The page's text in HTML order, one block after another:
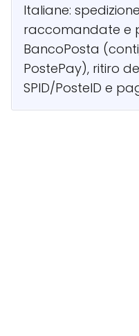
Italiane:
raccomandate e
BancoPosta
PostePay), ritiro
SPID/PosteID e